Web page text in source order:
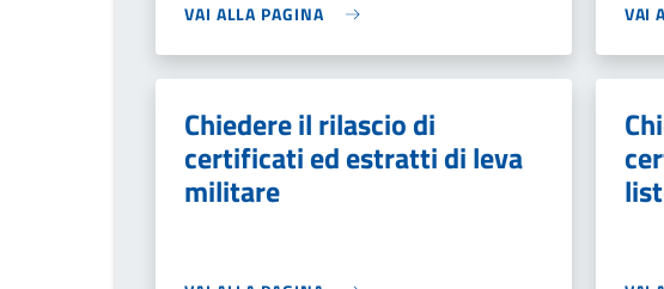
VAI ALLA PAGINA VAI
Chiedere il rilascio di
certificati ed estratti di leva
militare